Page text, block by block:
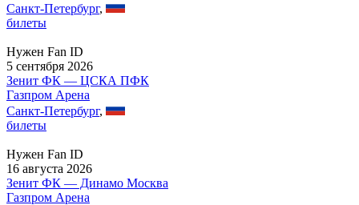
Санкт-Петербург,
билеты
Нужен Fan ID
5 сентября 2026
Зенит ФК — ЦСКА ПФК
Газпром Арена
Санкт-Петербург,
билеты
Нужен Fan ID
16 августа 2026
Зенит ФК — Динамо Москва
Газпром Арена